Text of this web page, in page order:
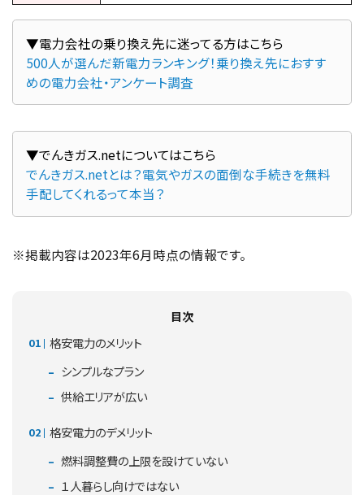
500人が選んだ新電力ランキング！乗り換え先におすす
めの電力会社・アンケート調査
でんきガス.netとは？電気やガスの面倒な手続きを無料
手配してくれるって本当？
※掲載内容は2023年6月時点の情報です。
目次
格安電力のメリット
シンプルなプラン
供給エリアが広い
格安電力のデメリット
燃料調整費の上限を設けていない
１人暮らし向けではない